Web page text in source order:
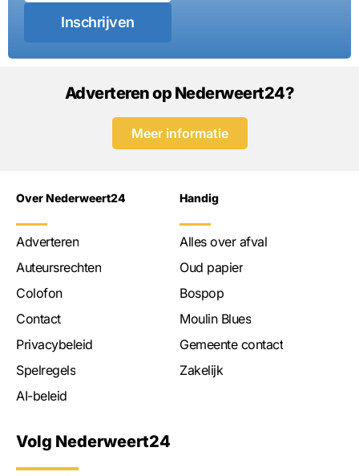
Inschrijven
Adverteren op Nederweert24?
Meer informatie
Over Nederweert24
Adverteren
Auteursrechten
Colofon
Contact
Privacybeleid
Spelregels
AI-beleid
Handig
Alles over afval
Oud papier
Bospop
Moulin Blues
Gemeente contact
Zakelijk
Volg Nederweert24